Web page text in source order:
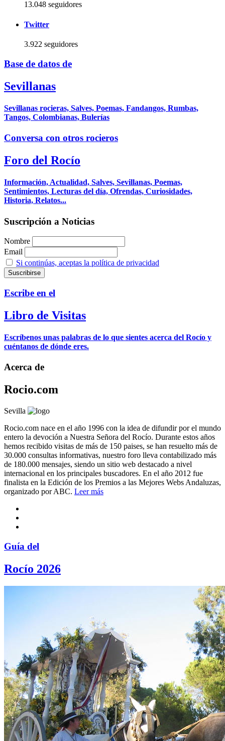
13.048 seguidores
Twitter
3.922 seguidores
Base de datos de
Sevillanas
Sevillanas rocieras, Salves, Poemas, Fandangos, Rumbas,
Tangos, Colombianas, Bulerías
Conversa con otros rocieros
Foro del Rocío
Información, Actualidad, Salves, Sevillanas, Poemas,
Sentimientos, Lecturas del día, Ofrendas, Curiosidades,
Historia, Relatos...
Suscripción a Noticias
Nombre
Email
Si continúas, aceptas la política de privacidad
Escribe en el
Libro de Visitas
Escríbenos unas palabras de lo que sientes acerca del Rocío y
cuéntanos de dónde eres.
Acerca de
Rocio.com
Sevilla
Rocio.com nace en el año 1996 con la idea de difundir por el mundo
entero la devoción a Nuestra Señora del Rocío. Durante estos años
hemos recibido visitas de más de 150 paises, se han resuelto más de
30.000 consultas informativas, nuestro foro lleva contabilizado más
de 180.000 mensajes, siendo un sitio web destacado a nivel
internacional en los principales buscadores. En el año 2012 fue
finalista en la Edición de los Premios a las Mejores Webs Andaluzas,
organizado por ABC. Leer más
Guía del
Rocío 2026